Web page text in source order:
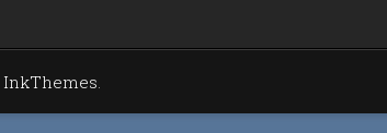
InkThemes.